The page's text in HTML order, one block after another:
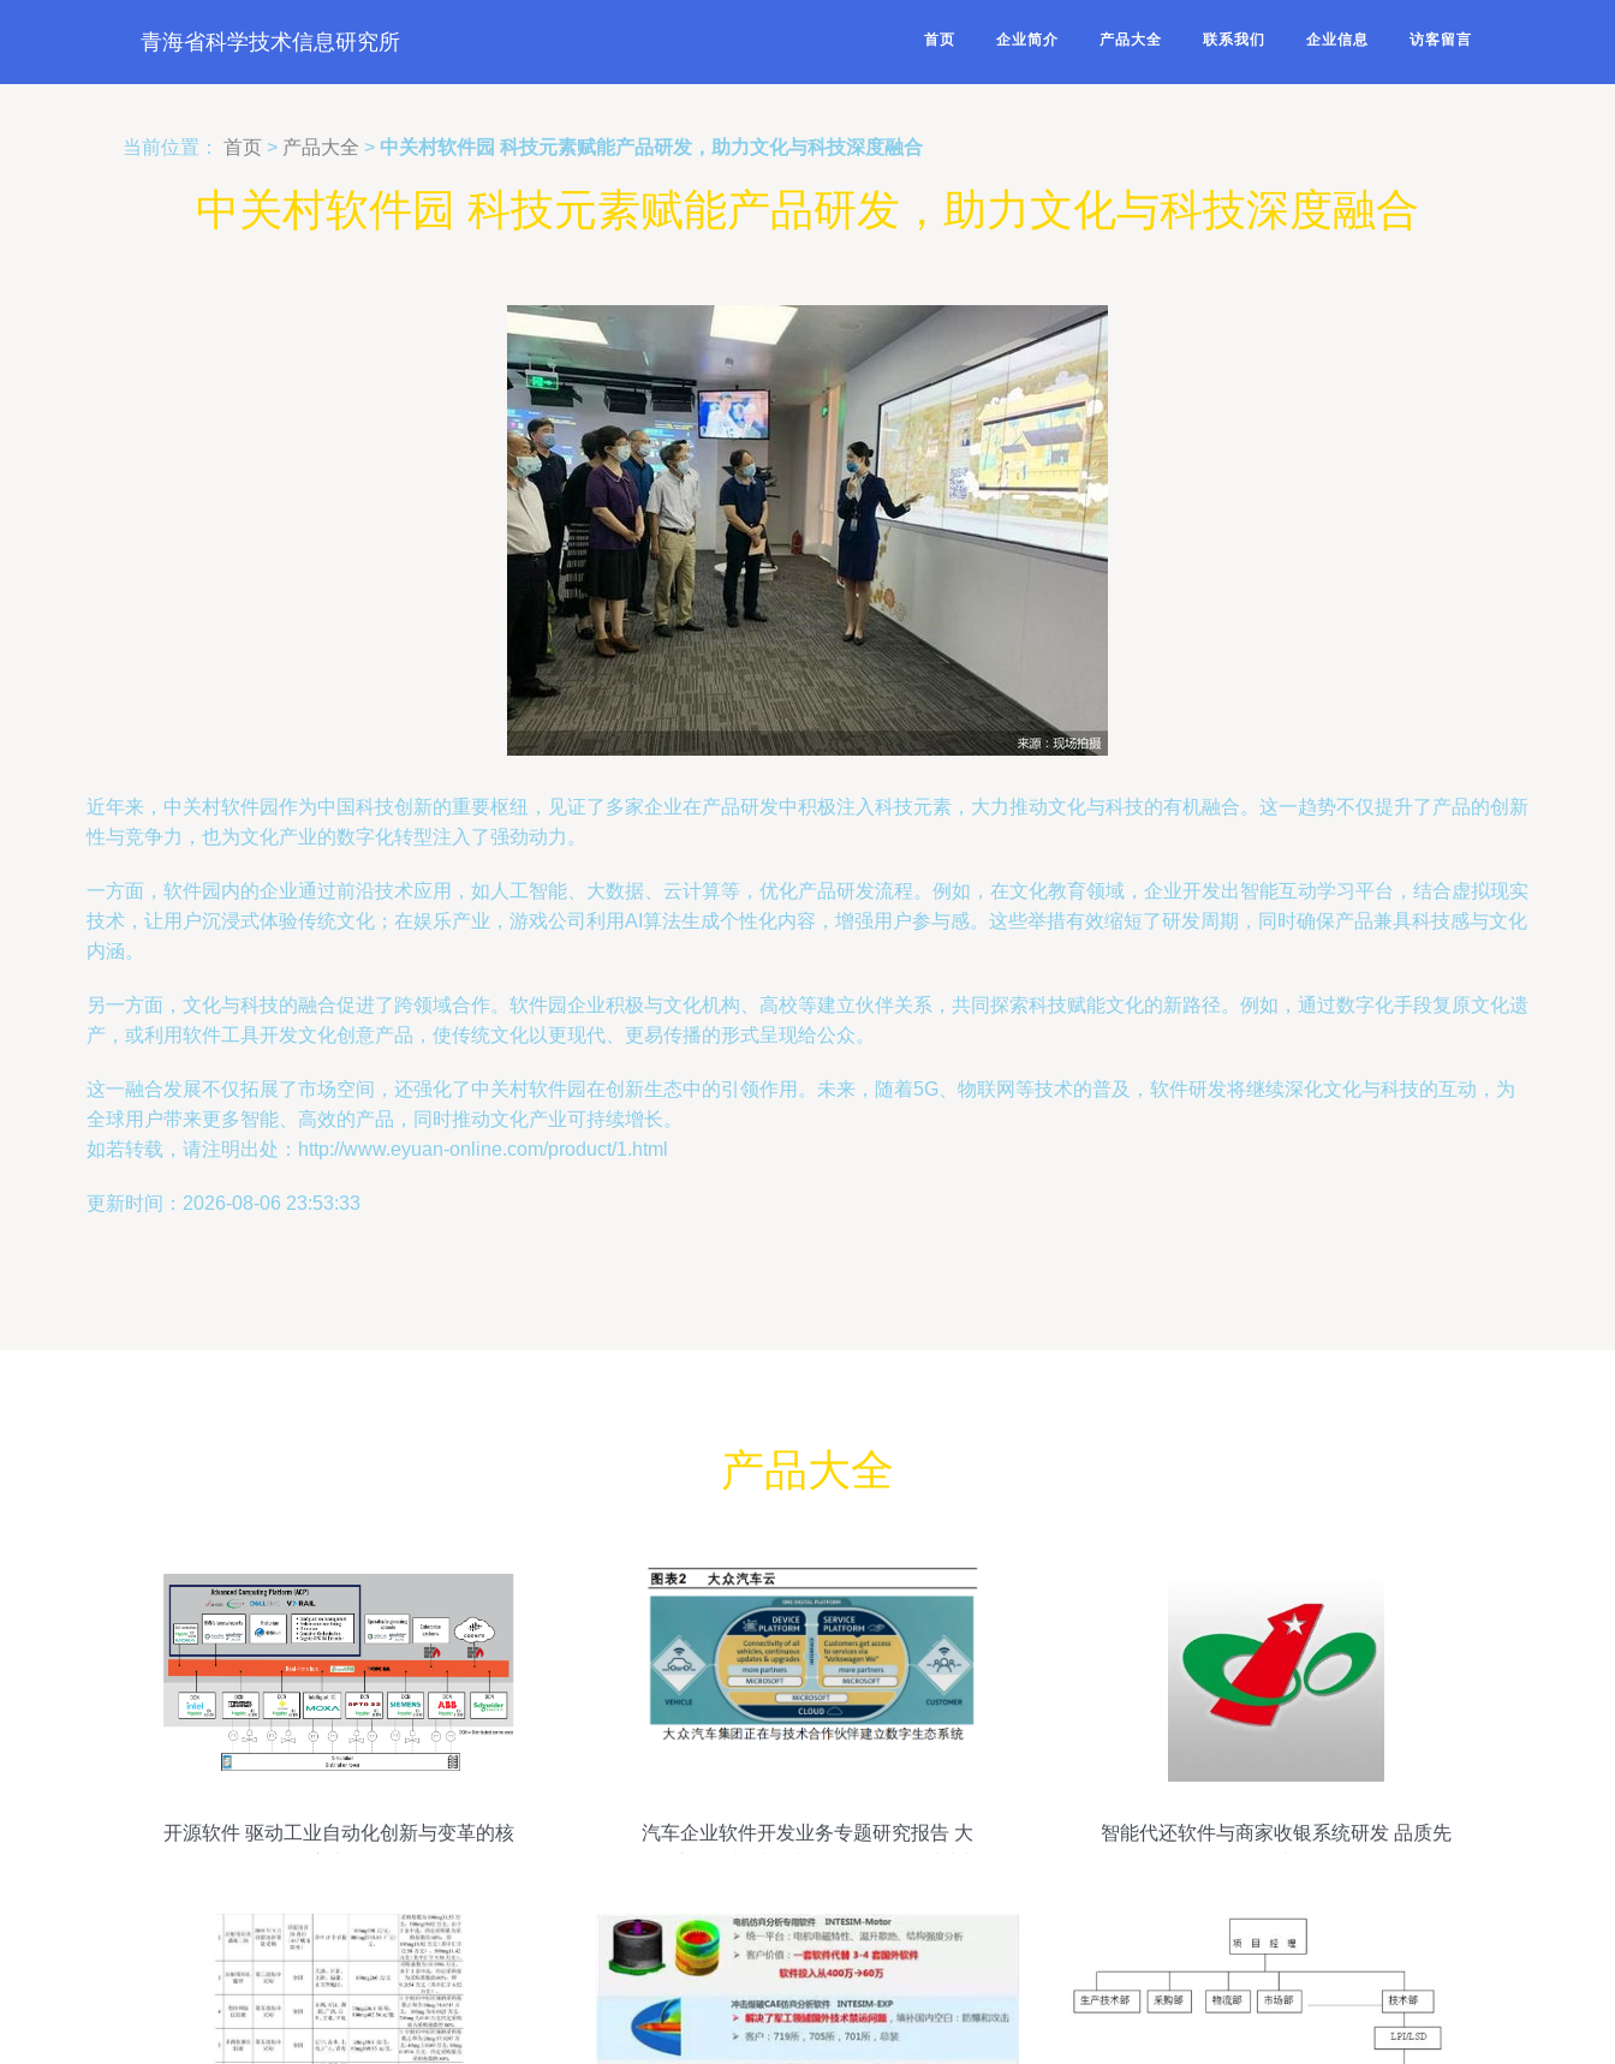
青海省科学技术信息研究所 首页 企业简介 产品大全 联系我们 企业信息 访客留言
当前位置： 首页 > 产品大全 > 中关村软件园 科技元素赋能产品研发，助力文化与科技深度融合
中关村软件园 科技元素赋能产品研发，助力文化与科技深度融合
近年来，中关村软件园作为中国科技创新的重要枢纽，见证了多家企业在产品研发中积极注入科技元素，大力推动文化与科技的有机融合。这一趋势不仅提升了产品的创新
性与竞争力，也为文化产业的数字化转型注入了强劲动力。
一方面，软件园内的企业通过前沿技术应用，如人工智能、大数据、云计算等，优化产品研发流程。例如，在文化教育领域，企业开发出智能互动学习平台，结合虚拟现实
技术，让用户沉浸式体验传统文化；在娱乐产业，游戏公司利用AI算法生成个性化内容，增强用户参与感。这些举措有效缩短了研发周期，同时确保产品兼具科技感与文化
内涵。
另一方面，文化与科技的融合促进了跨领域合作。软件园企业积极与文化机构、高校等建立伙伴关系，共同探索科技赋能文化的新路径。例如，通过数字化手段复原文化遗
产，或利用软件工具开发文化创意产品，使传统文化以更现代、更易传播的形式呈现给公众。
这一融合发展不仅拓展了市场空间，还强化了中关村软件园在创新生态中的引领作用。未来，随着5G、物联网等技术的普及，软件研发将继续深化文化与科技的互动，为
全球用户带来更多智能、高效的产品，同时推动文化产业可持续增长。
如若转载，请注明出处：http://www.eyuan-online.com/product/1.html
更新时间：2026-08-06 23:53:33
产品大全
开源软件 驱动工业自动化创新与变革的核
汽车企业软件开发业务专题研究报告 大
智能代还软件与商家收银系统研发 品质先